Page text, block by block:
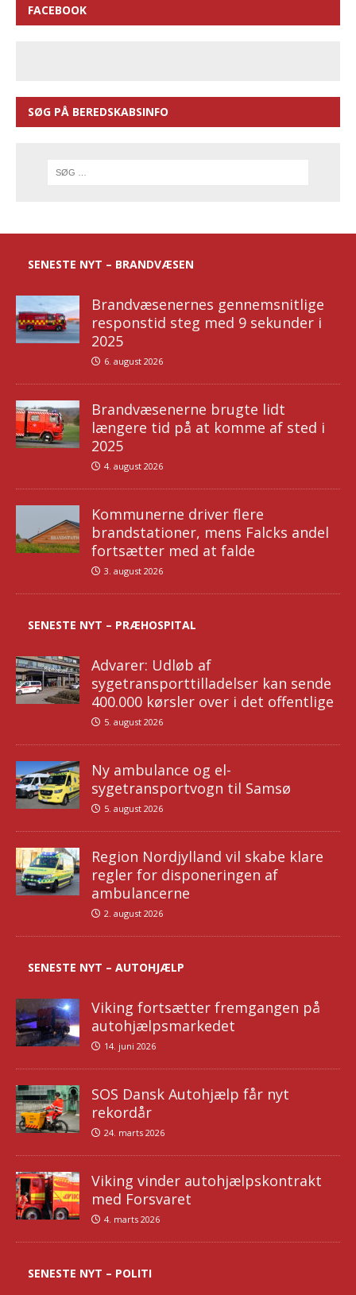
FACEBOOK
SØG PÅ BEREDSKABSINFO
SENESTE NYT – BRANDVÆSEN
Brandvæsenernes gennemsnitlige
responstid steg med 9 sekunder i
2025
6. august 2026
Brandvæsenerne brugte lidt
længere tid på at komme af sted i
2025
4. august 2026
Kommunerne driver flere
brandstationer, mens Falcks andel
fortsætter med at falde
3. august 2026
SENESTE NYT – PRÆHOSPITAL
Advarer: Udløb af
sygetransporttilladelser kan sende
400.000 kørsler over i det offentlige
5. august 2026
Ny ambulance og el-
sygetransportvogn til Samsø
5. august 2026
Region Nordjylland vil skabe klare
regler for disponeringen af
ambulancerne
2. august 2026
SENESTE NYT – AUTOHJÆLP
Viking fortsætter fremgangen på
autohjælpsmarkedet
14. juni 2026
SOS Dansk Autohjælp får nyt
rekordår
24. marts 2026
Viking vinder autohjælpskontrakt
med Forsvaret
4. marts 2026
SENESTE NYT – POLITI